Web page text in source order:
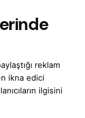
reklam
ikna edici
ilgisini